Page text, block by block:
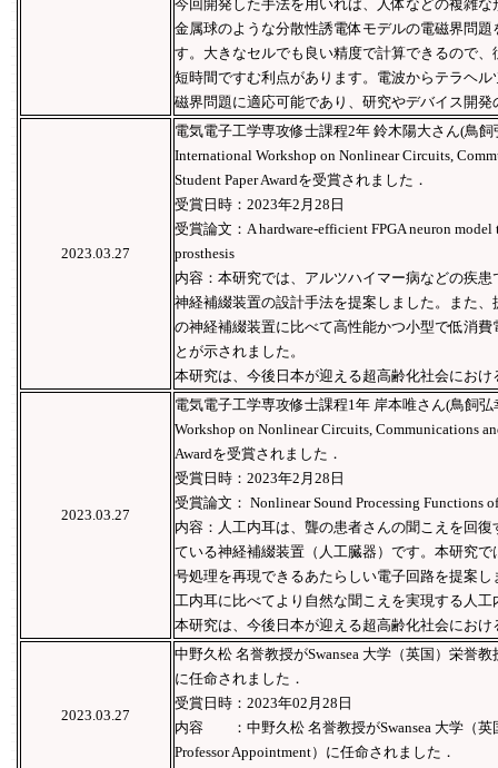
今回開発した手法を用いれば、人体などの複雑
金属球のような分散性誘電体モデルの電磁界問
す。大きなセルでも良い精度で計算できるので
短時間ですむ利点があります。電波からテラヘ
磁界問題に適応可能であり、研究やデバイス開
2023.03.27
電気電子工学専攻修士課程2年 鈴木陽大さん(鳥飼
International Workshop on Nonlinear Circuits,
Student Paper Awardを受賞されました．
受賞日時：2023年2月28日
受賞論文：A hardware-efficient FPGA neuron
prosthesis
内容：本研究では、アルツハイマー病などの疾
神経補綴装置の設計手法を提案しました。また
の神経補綴装置に比べて高性能かつ小型で低消
とが示されました。
本研究は、今後日本が迎える超高齢化社会にお
2023.03.27
電気電子工学専攻修士課程1年 岸本唯さん(鳥飼弘
Workshop on Nonlinear Circuits, Communications
Awardを受賞されました．
受賞日時：2023年2月28日
受賞論文： Nonlinear Sound Processing Functions
内容：人工内耳は、聾の患者さんの聞こえを回
ている神経補綴装置（人工臓器）です。本研究
号処理を再現できるあたらしい電子回路を提案
工内耳に比べてより自然な聞こえを実現する人
本研究は、今後日本が迎える超高齢化社会にお
2023.03.27
中野久松 名誉教授がSwansea 大学（英国）栄誉教
に任命されました．
受賞日時：2023年02月28日
内容 ：中野久松 名誉教授がSwansea 大学（英
Professor Appointment）に任命されました．